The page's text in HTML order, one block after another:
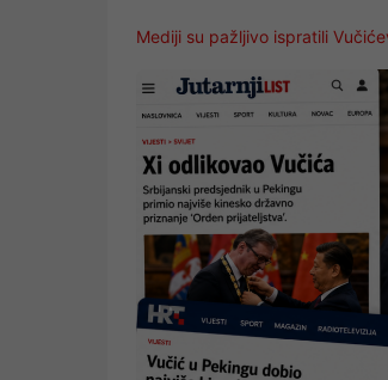
Mediji su pažljivo ispratili